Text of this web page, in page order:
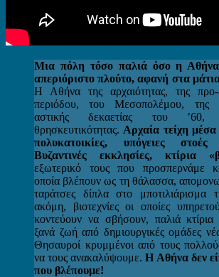
Μια πόλη τόσο παλιά όσο η Αθήνα
απεριόριστο πλούτο, αφανή στα
Η Αθήνα της αρχαιότητας, της προ-
περιόδου, του Μεσοπολέμου, της
αστικής δεκαετίας του
θρησκευτικότητας. Αρχαία τείχη μέσα
πολυκατοικίες, υπόγειες
Βυζαντινές εκκλησίες, κτίρια
εξωτερικό τους που προσπερνάμε
οποία βλέπουν ως τη θάλασσα,
ταράτσες δίπλα στο μποτιλιάρισμα
ακόμη, βιοτεχνίες οι οποίες
κοντεύουν να σβήσουν, παλιά κτίρια
ξανά ζωή από δημιουργικές ομάδες
Θησαυροί κρυμμένοι από τους
να τους ανακαλύψουμε.Η Αθήνα δεν
που βλέπουμε!